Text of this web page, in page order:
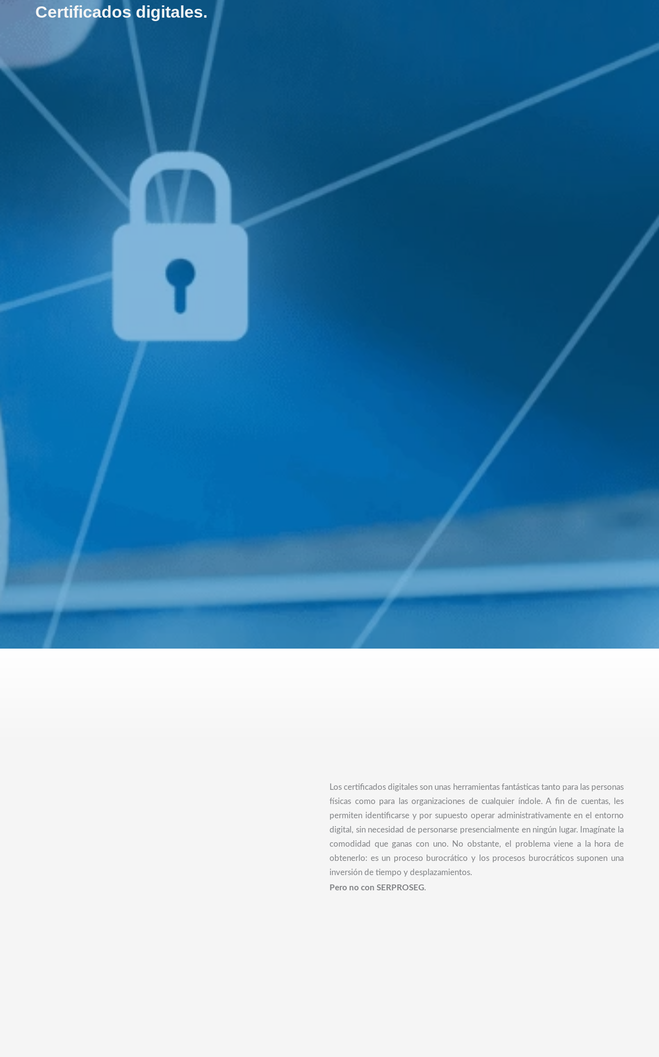
Certificados digitales.
Los certificados digitales son unas herramientas fantásticas tanto para las personas
físicas como para las organizaciones de cualquier índole. A fin de cuentas, les
permiten identificarse y por supuesto operar administrativamente en el entorno
digital, sin necesidad de personarse presencialmente en ningún lugar. Imagínate la
comodidad que ganas con uno. No obstante, el problema viene a la hora de
obtenerlo: es un proceso burocrático y los procesos burocráticos suponen una
inversión de tiempo y desplazamientos.
Pero no con SERPROSEG.